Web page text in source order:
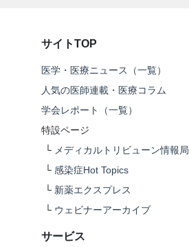
サイトTOP
医学・医療ニュース（一覧）
人気の医師連載・医療コラム
学会レポート（一覧）
特設ページ
└ メディカルトリビューン情報局
└ 感染症Hot Topics
└ 新薬エクスプレス
└ ウェビナーアーカイブ
サービス